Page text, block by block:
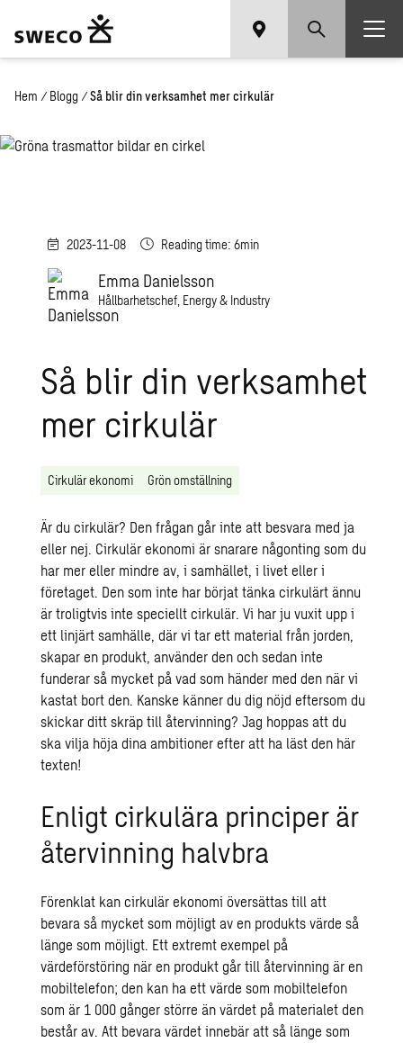
Hem / Blogg / Så blir din verksamhet mer cirkulär
2023-11-08 Reading time: 6min
Emma Danielsson
Hållbarhetschef, Energy & Industry
Så blir din verksamhet
mer cirkulär
Cirkulär ekonomi Grön omställning
Är du cirkulär? Den frågan går inte att besvara med ja
eller nej. Cirkulär ekonomi är snarare någonting som du
har mer eller mindre av, i samhället, i livet eller i
företaget. Den som inte har börjat tänka cirkulärt ännu
är troligtvis inte speciellt cirkulär. Vi har ju vuxit upp i
ett linjärt samhälle, där vi tar ett material från jorden,
skapar en produkt, använder den och sedan inte
funderar så mycket på vad som händer med den när vi
kastat bort den. Kanske känner du dig nöjd eftersom du
skickar ditt skräp till återvinning? Jag hoppas att du
ska vilja höja dina ambitioner efter att ha läst den här
texten!
Enligt cirkulära principer är
återvinning halvbra
Förenklat kan cirkulär ekonomi översättas till att
bevara så mycket som möjligt av en produkts värde så
länge som möjligt. Ett extremt exempel på
värdeförstöring när en produkt går till återvinning är en
mobiltelefon; den kan ha ett värde som mobiltelefon
som är 1 000 gånger större än värdet på materialet den
består av. Att bevara värdet innebär att så länge som